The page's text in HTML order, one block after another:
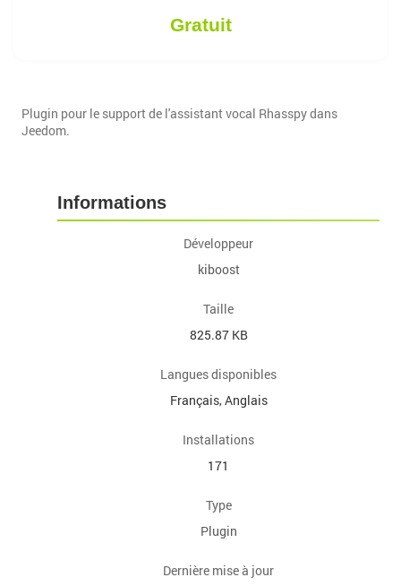
Gratuit
Plugin pour le support de l'assistant vocal Rhasspy dans
Jeedom.
Informations
Développeur
kiboost
Taille
825.87 KB
Langues disponibles
Français, Anglais
Installations
171
Type
Plugin
Dernière mise à jour